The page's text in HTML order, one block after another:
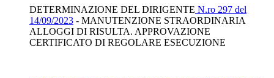
DETERMINAZIONE DEL DIRIGENTE N.ro 297 del
14/09/2023 - MANUTENZIONE STRAORDINARIA
ALLOGGI DI RISULTA. APPROVAZIONE
CERTIFICATO DI REGOLARE ESECUZIONE